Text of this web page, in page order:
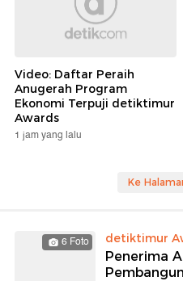
Video: Daftar Peraih
Anugerah Program
Ekonomi Terpuji detiktimur
Awards
1 jam yang lalu
Ke
6 Foto detiktimur
Penerima